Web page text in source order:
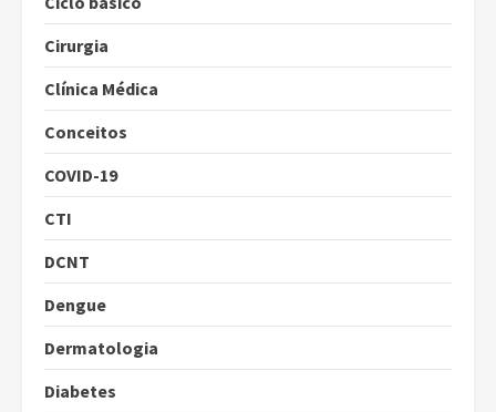
Cirurgia
Clínica Médica
Conceitos
COVID-19
CTI
DCNT
Dengue
Dermatologia
Diabetes